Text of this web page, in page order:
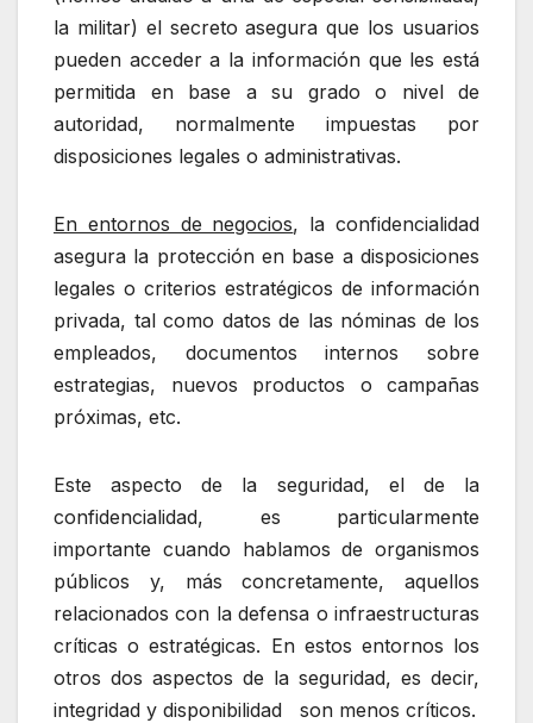
la militar) el secreto asegura que los usuarios
pueden acceder a la información que les está
permitida en base a su grado o nivel de
autoridad, normalmente impuestas por
disposiciones legales o administrativas.
En entornos de negocios, la confidencialidad
asegura la protección en base a disposiciones
legales o criterios estratégicos de información
privada, tal como datos de las nóminas de los
empleados, documentos internos sobre
estrategias, nuevos productos o campañas
próximas, etc.
Este aspecto de la seguridad, el de la
confidencialidad, es particularmente
importante cuando hablamos de organismos
públicos y, más concretamente, aquellos
relacionados con la defensa o infraestructuras
críticas o estratégicas. En estos entornos los
otros dos aspectos de la seguridad, es decir,
integridad y disponibilidad son menos críticos.